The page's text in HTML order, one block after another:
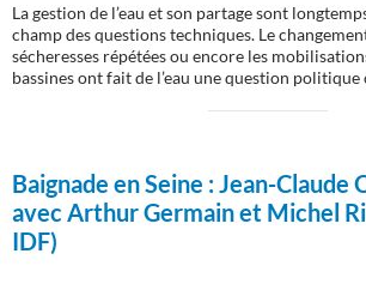
La gestion de l’eau et son partage sont
champ des questions techniques. Le
sécheresses répétées ou encore les
bassines ont fait de l’eau une question politique
Baignade en Seine :Jean-Claude
avec Arthur Germain et Michel
IDF)